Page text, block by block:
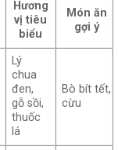
Hương
vị tiêu
biểu
Món ăn
gợi ý
Lý
chua
đen,
gỗ sồi,
thuốc
lá
Bò bít tết,
cừu